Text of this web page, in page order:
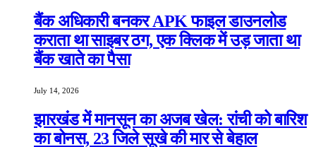
बैंक अधिकारी बनकर APK फाइल डाउनलोड
कराता था साइबर ठग, एक क्लिक में उड़ जाता था
बैंक खाते का पैसा
July 14, 2026
झारखंड में मानसून का अजब खेल: रांची को बारिश
का बोनस, 23 जिले सूखे की मार से बेहाल